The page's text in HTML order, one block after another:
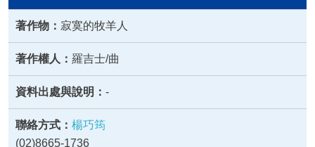
寂寞的牧羊人
羅吉士/曲
-
楊巧筠
(02)8665-1736